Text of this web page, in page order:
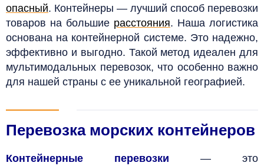
опасный. Контейнеры — лучший способ перевозки
товаров на большие расстояния. Наша логистика
основана на контейнерной системе. Это надежно,
эффективно и выгодно. Такой метод идеален для
мультимодальных перевозок, что особенно важно
для нашей страны с ее уникальной географией.
Перевозка морских контейнеров
Контейнерные перевозки
— это